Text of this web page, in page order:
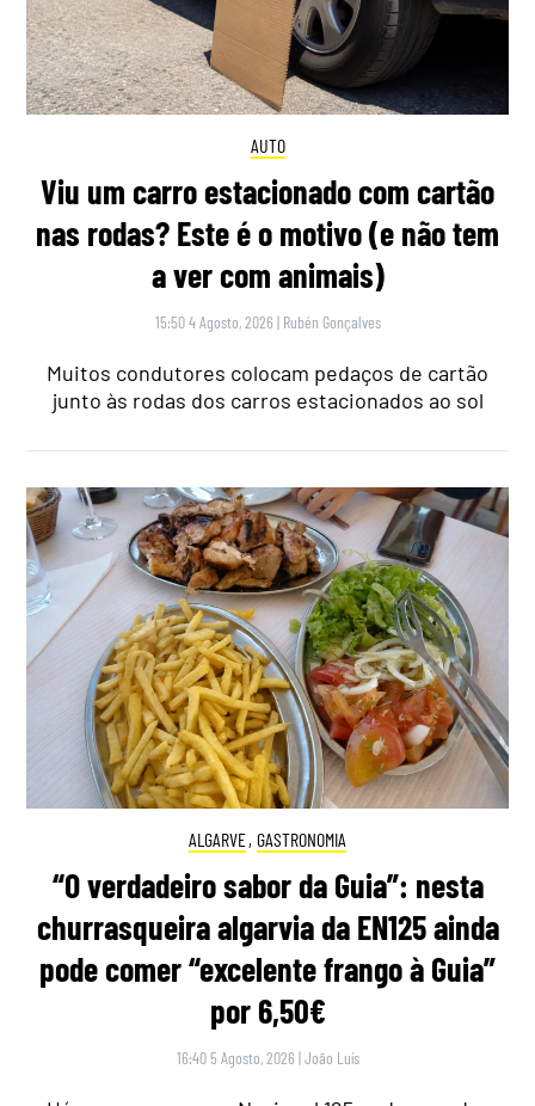
AUTO
Viu um carro estacionado com cartão
nas rodas? Este é o motivo (e não tem
a ver com animais)
15:50 4 Agosto, 2026 | Rubén Gonçalves
Muitos condutores colocam pedaços de cartão
junto às rodas dos carros estacionados ao sol
ALGARVE, GASTRONOMIA
“O verdadeiro sabor da Guia”: nesta
churrasqueira algarvia da EN125 ainda
pode comer “excelente frango à Guia”
por 6,50€
16:40 5 Agosto, 2026 |João Luís